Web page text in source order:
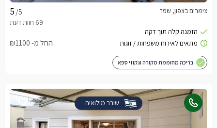
/5 צימרים בצפון, שפר
החל מ- ₪1100
בריכה מחוממת מקורה וגקוזי ספא
שובר מילואים